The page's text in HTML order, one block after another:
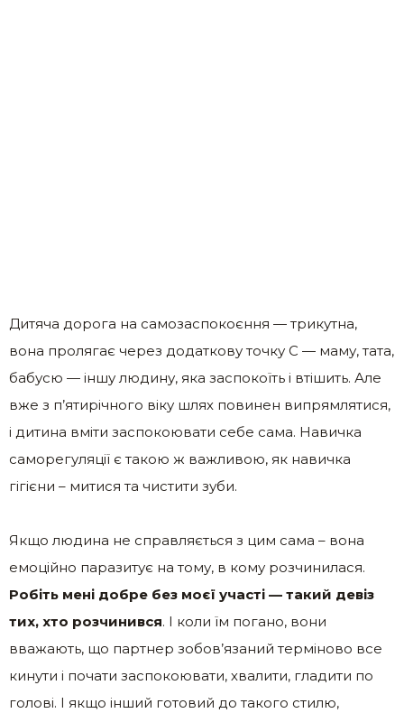
Дитяча дорога на самозаспокоєння — трикутна,
вона пролягає через додаткову точку С — маму, тата,
бабусю — іншу людину, яка заспокоїть і втішить. Але
вже з п’ятирічного віку шлях повинен випрямлятися,
і дитина вміти заспокоювати себе сама. Навичка
саморегуляції є такою ж важливою, як навичка
гігієни – митися та чистити зуби.
Якщо людина не справляється з цим сама – вона
емоційно паразитує на тому, в кому розчинилася.
Робіть мені добре без моєї участі — такий девіз
тих, хто розчинився. І коли їм погано, вони
вважають, що партнер зобов’язаний терміново все
кинути і почати заспокоювати, хвалити, гладити по
голові. І якщо інший готовий до такого стилю,